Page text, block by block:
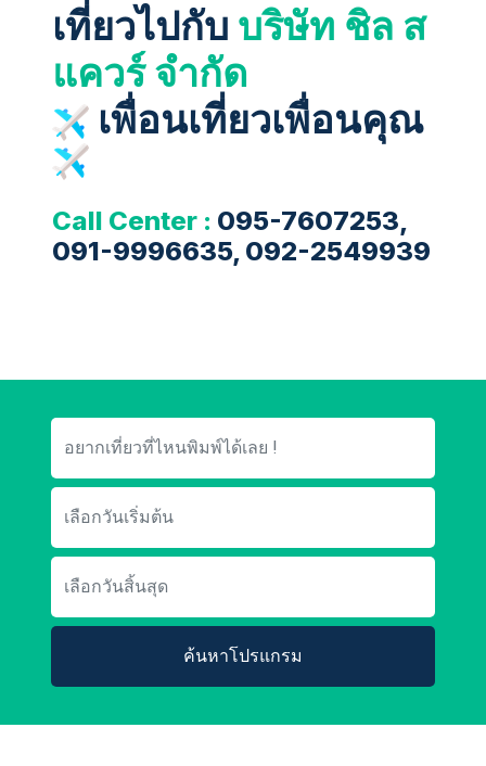
เที่ยวไปกับ บริษัท ชิล ส
แควร์ จำกัด
เพื่อนเที่ยวเพื่อนคุณ
Call Center : 095-7607253,
091-9996635, 092-2549939
ค้นหาโปรแกรม